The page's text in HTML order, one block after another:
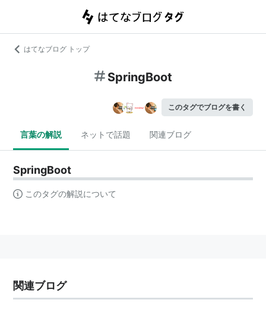
はてなブログ トップ
SpringBoot
このタグでブログを書く
言葉の解説 ネットで話題 関連ブログ
SpringBoot
このタグの解説について
関連ブログ